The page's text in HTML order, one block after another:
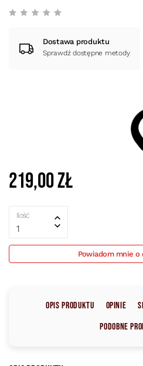
Dostawa produktu
Sprawdź dostępne metody
219,00 zł
Ilość
1
Powiadom mnie o
Opis produktu Opinie
Podobne